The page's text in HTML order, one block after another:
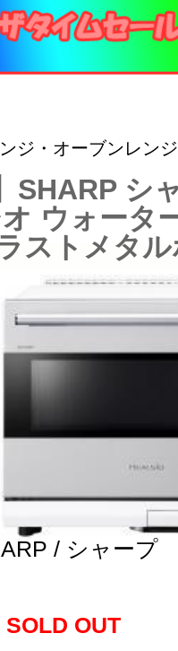
ジ・オーブンレンジ
SHARP シ
ウォータ
ストメタ
/ シャープ
SOLD OUT